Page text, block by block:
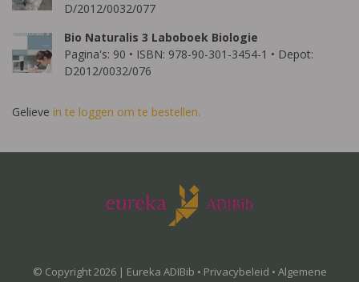
D/2012/0032/077
Bio Naturalis 3 Laboboek Biologie
Pagina's: 90 • ISBN: 978-90-301-3454-1 • Depot:
D2012/0032/076
Gelieve in te loggen om te bestellen.
© Copyright 2026 | Eureka ADIBib • Privacybeleid • Algemene